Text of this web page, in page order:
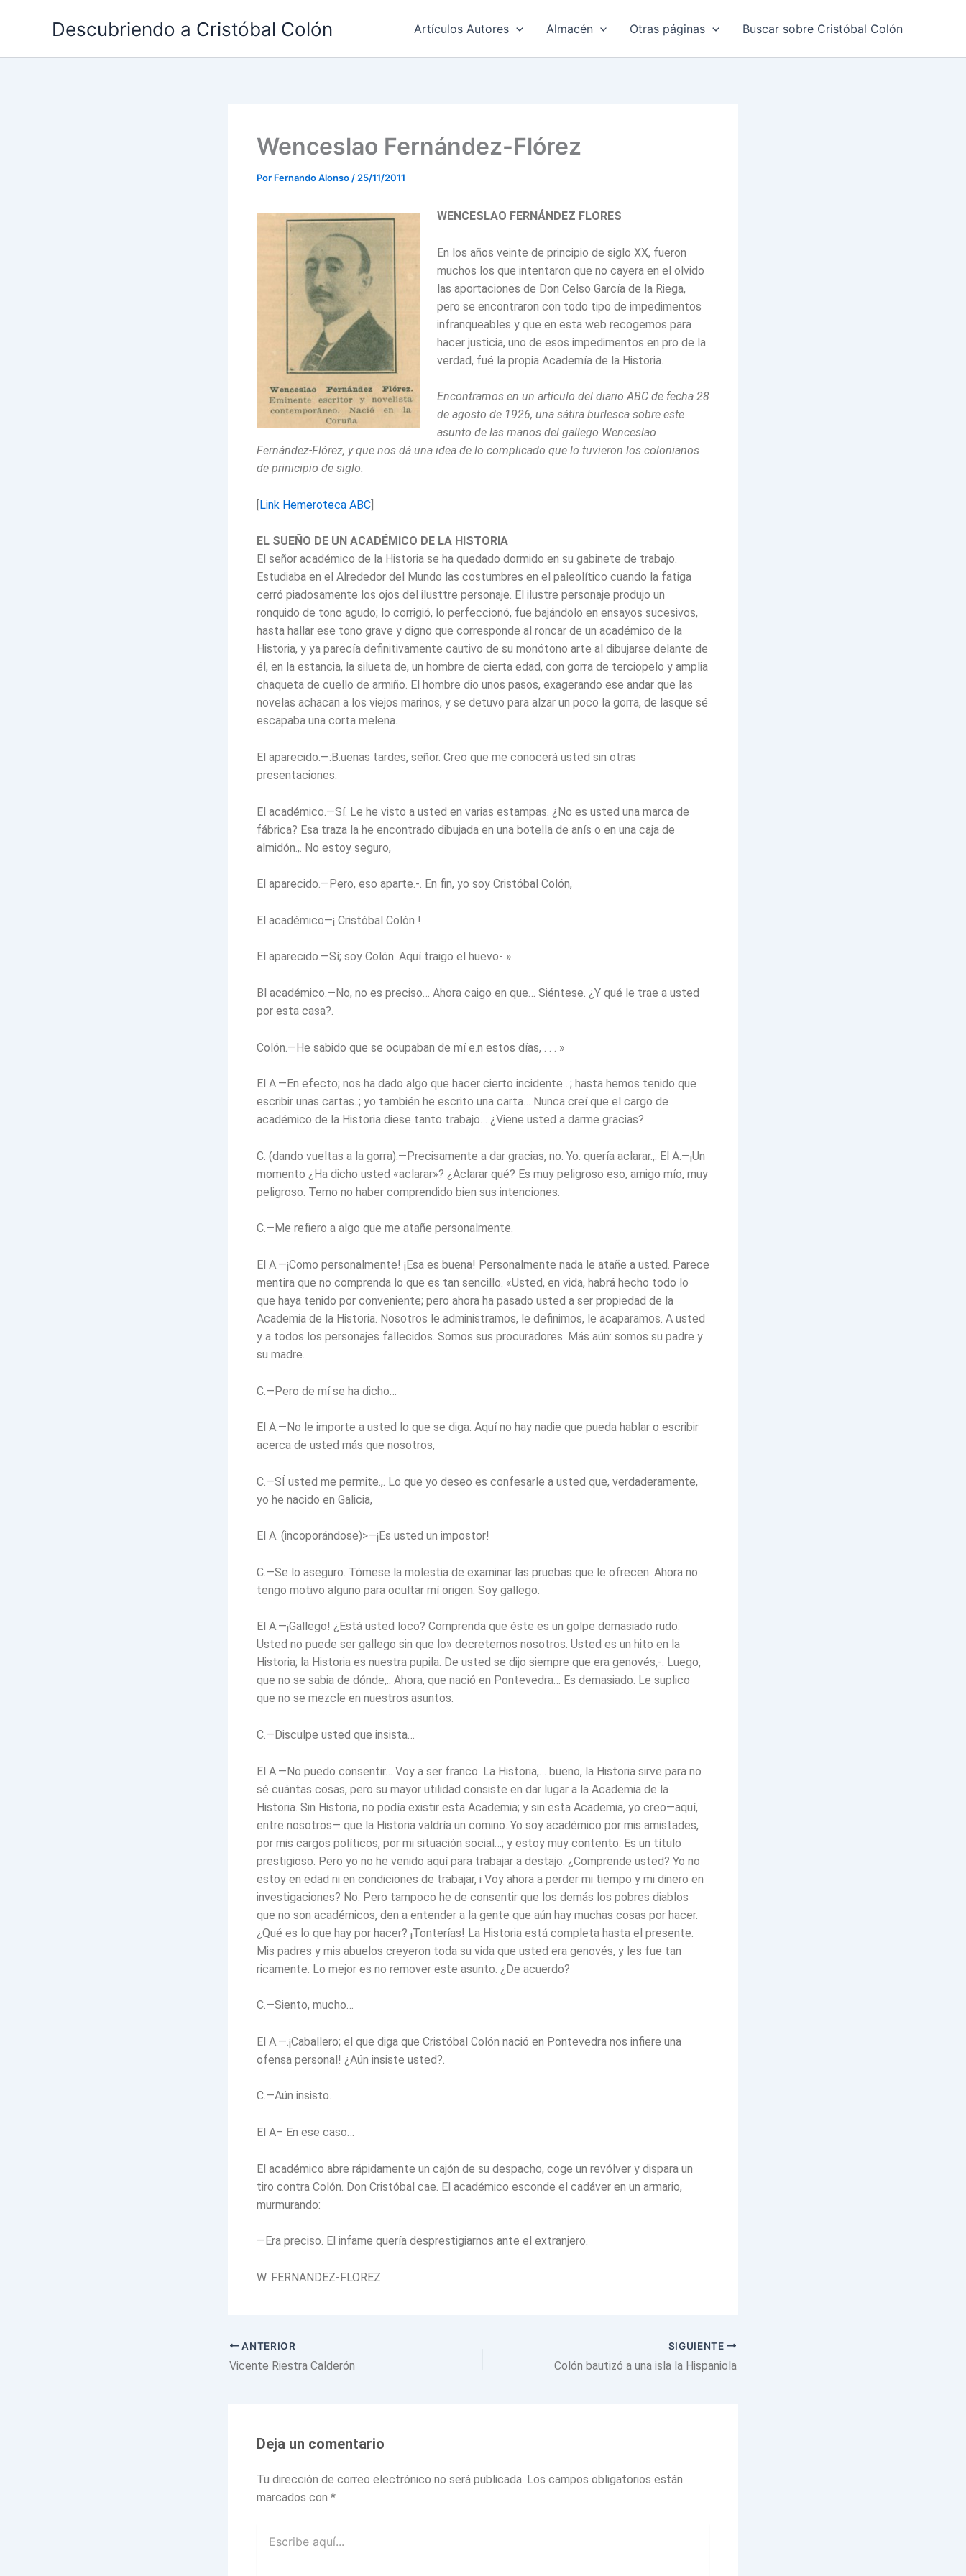
Descubriendo a Cristóbal Colón Artículos Autores Almacén Otras páginas Buscar sobre Cristóbal Colón
Wenceslao Fernández-Flórez
Por Fernando Alonso / 25/11/2011
WENCESLAO FERNÁNDEZ FLORES
En los años veinte de principio de siglo XX, fueron
muchos los que intentaron que no cayera en el olvido
las aportaciones de Don Celso García de la Riega,
pero se encontraron con todo tipo de impedimentos
infranqueables y que en esta web recogemos para
hacer justicia, uno de esos impedimentos en pro de la
verdad, fué la propia Academía de la Historia.
Encontramos en un artículo del diario ABC de fecha 28
de agosto de 1926, una sátira burlesca sobre este
asunto de las manos del gallego Wenceslao
Fernández-Flórez, y que nos dá una idea de lo complicado que lo tuvieron los colonianos
de prinicipio de siglo.
[Link Hemeroteca ABC
EL SUEÑO DE UN ACADÉMICO DE LA HISTORIA
El señor académico de la Historia se ha quedado dormido en su gabinete de trabajo.
Estudiaba en el Alrededor del Mundo las costumbres en el paleolítico cuando la fatiga
cerró piadosamente los ojos del ilusttre personaje. El ilustre personaje produjo un
ronquido de tono agudo; lo corrigió, lo perfeccionó, fue bajándolo en ensayos sucesivos,
hasta hallar ese tono grave y digno que corresponde al roncar de un académico de la
Historia, y ya parecía definitivamente cautivo de su monótono arte al dibujarse delante de
él, en la estancia, la silueta de, un hombre de cierta edad, con gorra de terciopelo y amplia
chaqueta de cuello de armiño. El hombre dio unos pasos, exagerando ese andar que las
novelas achacan a los viejos marinos, y se detuvo para alzar un poco la gorra, de lasque sé
escapaba una corta melena.
El aparecido.—:B.uenas tardes, señor. Creo que me conocerá usted sin otras
presentaciones.
El académico.—Sí. Le he visto a usted en varias estampas. ¿No es usted una marca de
fábrica? Esa traza la he encontrado dibujada en una botella de anís o en una caja de
almidón.,. No estoy seguro,
El aparecido.—Pero, eso aparte.-. En fin, yo soy Cristóbal Colón,
El académico—¡ Cristóbal Colón !
El aparecido.—Sí; soy Colón. Aquí traigo el huevo- »
Bl académico.—No, no es preciso… Ahora caigo en que… Siéntese. ¿Y qué le trae a usted
por esta casa?.
Colón.—He sabido que se ocupaban de mí e.n estos días, . . . »
El A.—En efecto; nos ha dado algo que hacer cierto incidente…; hasta hemos tenido que
escribir unas cartas..; yo también he escrito una carta… Nunca creí que el cargo de
académico de la Historia diese tanto trabajo… ¿Viene usted a darme gracias?.
C. (dando vueltas a la gorra).—Precisamente a dar gracias, no. Yo. quería aclarar.,. El A.—¡Un
momento ¿Ha dicho usted «aclarar»? ¿Aclarar qué? Es muy peligroso eso, amigo mío, muy
peligroso. Temo no haber comprendido bien sus intenciones.
C.—Me refiero a algo que me atañe personalmente.
El A.—¡Como personalmente! ¡Esa es buena! Personalmente nada le atañe a usted. Parece
mentira que no comprenda lo que es tan sencillo. «Usted, en vida, habrá hecho todo lo
que haya tenido por conveniente; pero ahora ha pasado usted a ser propiedad de la
Academia de la Historia. Nosotros le administramos, le definimos, le acaparamos. A usted
y a todos los personajes fallecidos. Somos sus procuradores. Más aún: somos su padre y
su madre.
C.—Pero de mí se ha dicho…
El A.—No le importe a usted lo que se diga. Aquí no hay nadie que pueda hablar o escribir
acerca de usted más que nosotros,
C.—SÍ usted me permite.,. Lo que yo deseo es confesarle a usted que, verdaderamente,
yo he nacido en Galicia,
El A. (incoporándose)>—¡Es usted un impostor!
C.—Se lo aseguro. Tómese la molestia de examinar las pruebas que le ofrecen. Ahora no
tengo motivo alguno para ocultar mí origen. Soy gallego.
El A.—¡Gallego! ¿Está usted loco? Comprenda que éste es un golpe demasiado rudo.
Usted no puede ser gallego sin que lo» decretemos nosotros. Usted es un hito en la
Historia; la Historia es nuestra pupila. De usted se dijo siempre que era genovés,-. Luego,
que no se sabia de dónde,.. Ahora, que nació en Pontevedra… Es demasiado. Le suplico
que no se mezcle en nuestros asuntos.
C.—Disculpe usted que insista…
El A.—No puedo consentir… Voy a ser franco. La Historia,… bueno, la Historia sirve para no
sé cuántas cosas, pero su mayor utilidad consiste en dar lugar a la Academia de la
Historia. Sin Historia, no podía existir esta Academia; y sin esta Academia, yo creo—aquí,
entre nosotros— que la Historia valdría un comino. Yo soy académico por mis amistades,
por mis cargos políticos, por mi situación social…; y estoy muy contento. Es un título
prestigioso. Pero yo no he venido aquí para trabajar a destajo. ¿Comprende usted? Yo no
estoy en edad ni en condiciones de trabajar, i Voy ahora a perder mi tiempo y mi dinero en
investigaciones? No. Pero tampoco he de consentir que los demás los pobres diablos
que no son académicos, den a entender a la gente que aún hay muchas cosas por hacer.
¿Qué es lo que hay por hacer? ¡Tonterías! La Historia está completa hasta el presente.
Mis padres y mis abuelos creyeron toda su vida que usted era genovés, y les fue tan
ricamente. Lo mejor es no remover este asunto. ¿De acuerdo?
C.—Siento, mucho…
El A.—.¡Caballero; el que diga que Cristóbal Colón nació en Pontevedra nos infiere una
ofensa personal! ¿Aún insiste usted?.
C.—Aún insisto.
El A– En ese caso…
El académico abre rápidamente un cajón de su despacho, coge un revólver y dispara un
tiro contra Colón. Don Cristóbal cae. El académico esconde el cadáver en un armario,
murmurando:
—Era preciso. El infame quería desprestigiarnos ante el extranjero.
W. FERNANDEZ-FLOREZ
ANTERIOR
Vicente Riestra Calderón
SIGUIENTE
Colón bautizó a una isla la Hispaniola
Deja un comentario
Tu dirección de correo electrónico no será publicada. Los campos obligatorios están
marcados con *
aquí...